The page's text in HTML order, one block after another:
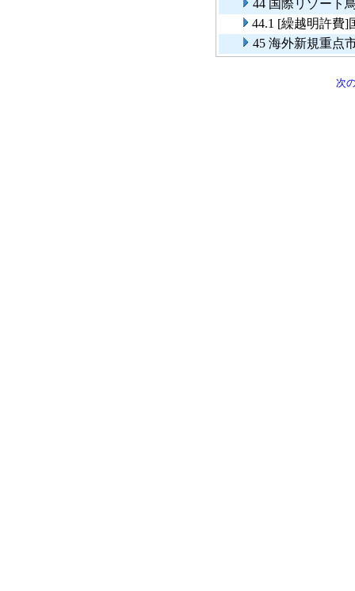
44 国際リゾート
44.1 [繰越明許費]
45 海外新規重点
次